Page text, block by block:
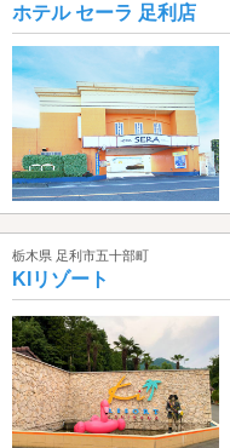
ホテル セーラ 足利店
栃木県 足利市五十部町
KIリゾート